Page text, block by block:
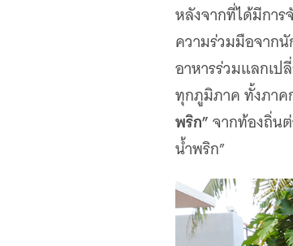
หลังจากที่ได้มีการ
ความร่วมมือจาก
อาหารร่วมแลกเป
ทุกภูมิภาค ทั้งภาค
พริก”จากท้องถิ่น
น้ำพริก”